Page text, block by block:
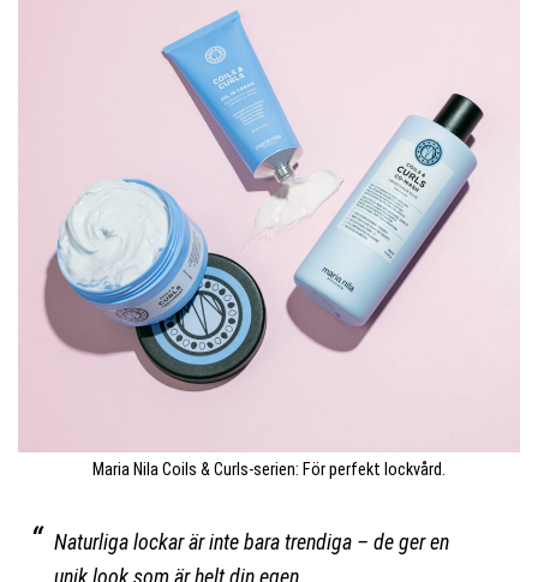
Maria Nila Coils & Curls-serien: För perfekt lockvård.
Naturliga lockar är inte bara trendiga – de ger en
unik look som är helt din egen.